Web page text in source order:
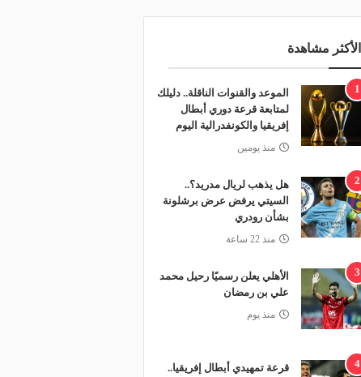
الأكثر مشاهدة
1
الموعد والقنوات الناقلة.. دليلك
لمتابعة قرعة دوري أبطال
إفريقيا والكونفدرالية اليوم
منذ يومين
2
هل يذهب لريال مدريد؟..
السيتي يرفض عرض برشلونة
بشأن رودري
منذ 22 ساعة
3
الأهلي يعلن رسميًا رحيل محمد
علي بن رمضان
منذ يوم
4
قرعة تمهيدي أبطال إفريقيا..